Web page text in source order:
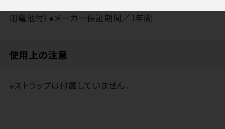
隔／約10秒●使用電池／単4形乾電池×1個（動作確認
用電池付）●メーカー保証期間／1年間
使用上の注意
※ストラップは付属していません。